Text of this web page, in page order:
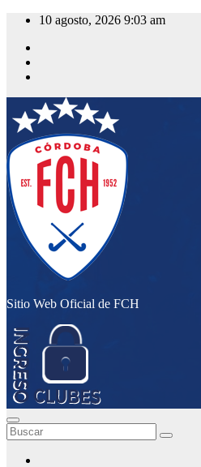
Saltar
contenido
10 agosto, 2026 9:03 am
Sitio Web Oficial de FCH